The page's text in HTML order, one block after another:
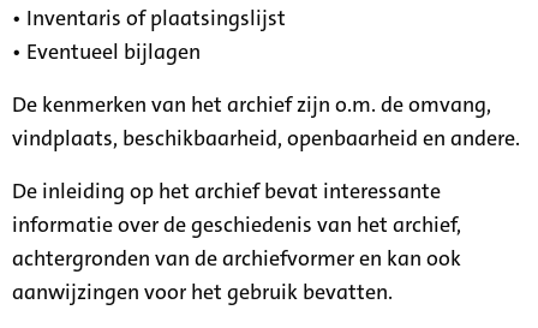
• Inventaris of plaatsingslijst
• Eventueel bijlagen
De kenmerken van het archief zijn o.m. de omvang,
vindplaats, beschikbaarheid, openbaarheid en andere.
De inleiding op het archief bevat interessante
informatie over de geschiedenis van het archief,
achtergronden van de archiefvormer en kan ook
aanwijzingen voor het gebruik bevatten.